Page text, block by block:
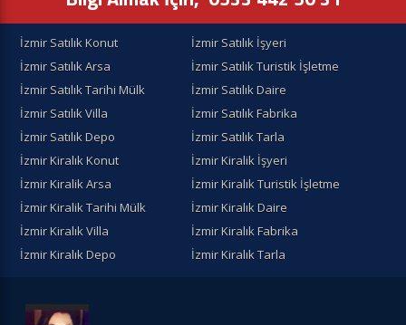
İzmir Satılık Konut
İzmir Satılık İşyeri
İzmir Satılık Arsa
İzmir Satılık Turistik İşletme
İzmir Satılık Tarihi Mülk
İzmir Satılık Daire
İzmir Satılık Villa
İzmir Satılık Fabrika
İzmir Satılık Depo
İzmir Satılık Tarla
İzmir Kiralık Konut
İzmir Kiralik İşyeri
İzmir Kiralik Arsa
İzmir Kiralık Turistik İşletme
İzmir Kiralik Tarihi Mülk
İzmir Kiralık Daire
İzmir Kiralık Villa
İzmir Kiralık Fabrika
İzmir Kiralık Depo
İzmir Kiralık Tarla